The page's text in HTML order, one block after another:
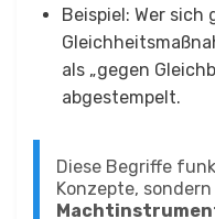
Beispiel: Wer
als „gegen
abgestempelt.
Diese Begriffe
Konzepte, sondern